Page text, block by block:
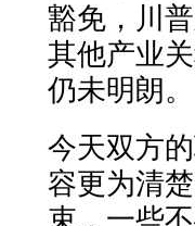
豁免，川
其他产业
仍未明朗。
今天双方
容更为清
束，一些